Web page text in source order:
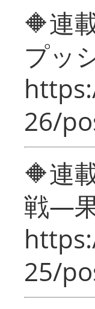
🔶連
プッ
26/
🔶連
戦―
25/